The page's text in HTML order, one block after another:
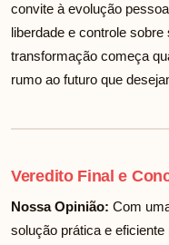
convite à evolução
liberdade e controle
transformação começa
rumo ao futuro que
Veredito Final e
Nossa Opinião: Com
solução prática e